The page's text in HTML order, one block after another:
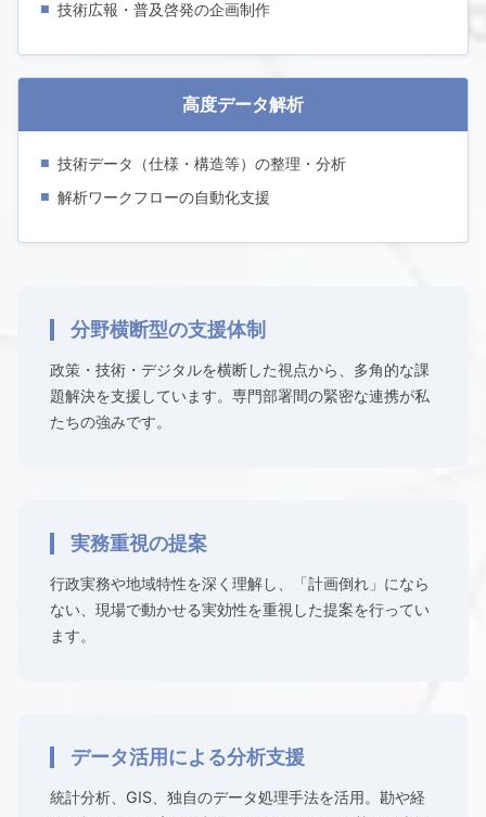
技術広報・普及啓発の企画制作
高度データ解析
技術データ（仕様・構造等）の整理・分析
解析ワークフローの自動化支援
分野横断型の支援体制
政策・技術・デジタルを横断した視点から、多角的な課
題解決を支援しています。専門部署間の緊密な連携が私
たちの強みです。
実務重視の提案
行政実務や地域特性を深く理解し、「計画倒れ」になら
ない、現場で動かせる実効性を重視した提案を行ってい
ます。
データ活用による分析支援
統計分析、GIS、独自のデータ処理手法を活用。勘や経